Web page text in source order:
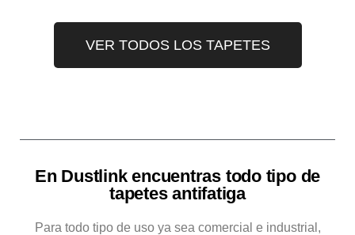
VER TODOS LOS TAPETES
En Dustlink encuentras todo tipo de
tapetes antifatiga
Para todo tipo de uso ya sea comercial e industrial,